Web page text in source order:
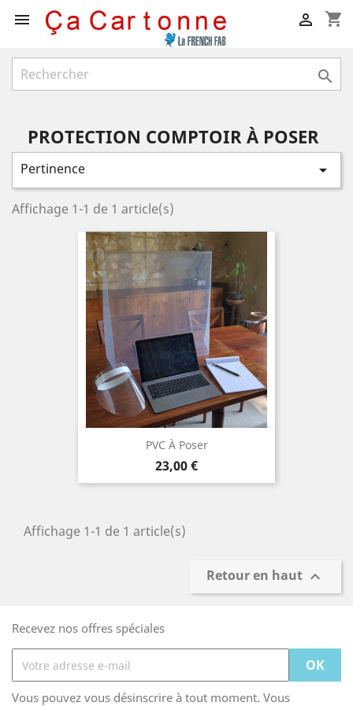
 shopping_cart


PROTECTION COMPTOIR À POSER
Pertinence 
Affichage 1-1 de 1 article(s)
PVC À Poser
Prix
23,00 €
Affichage 1-1 de 1 article(s)
Retour en haut 
Recevez nos offres spéciales
Vous pouvez vous désinscrire à tout moment. Vous